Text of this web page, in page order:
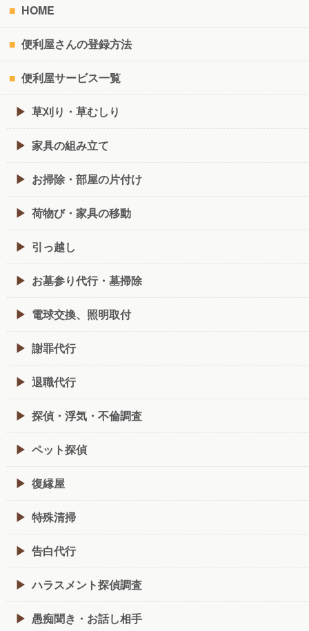
HOME
便利屋さんの登録方法
便利屋サービス一覧
草刈り・草むしり
家具の組み立て
お掃除・部屋の片付け
荷物び・家具の移動
引っ越し
お墓参り代行・墓掃除
電球交換、照明取付
謝罪代行
退職代行
探偵・浮気・不倫調査
ペット探偵
復縁屋
特殊清掃
告白代行
ハラスメント探偵調査
愚痴聞き・お話し相手